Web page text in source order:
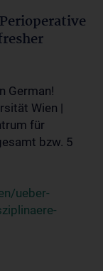
German!
Wien |
für
bzw. 5
ueber-